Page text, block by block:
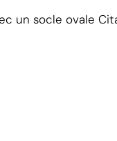
un socle ovale